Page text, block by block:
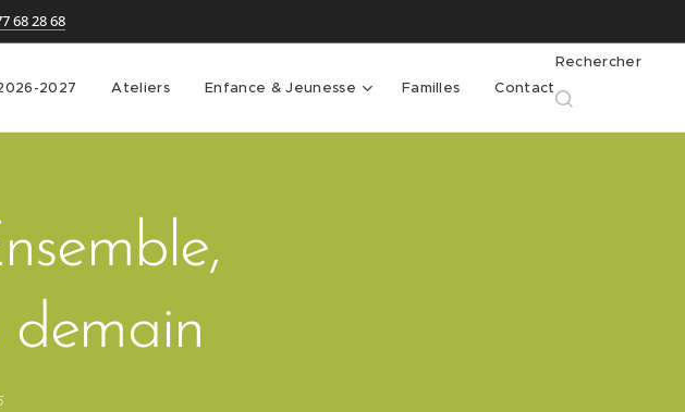
68 28 68
2027 Ateliers Enfance & Jeunesse Familles Contact
Rechercher
demain